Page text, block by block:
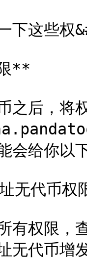
下这些
**
之后，将
会给你以
无代币权
有权限，
无代币增